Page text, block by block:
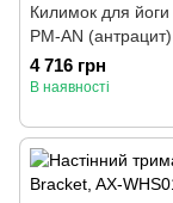
Килимок для
PM-AN (антрацит)
4 716 грн
В наявності